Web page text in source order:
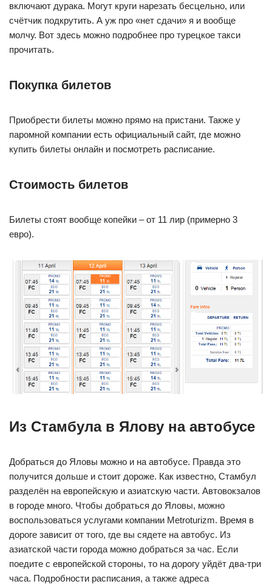
включают дурака. Могут круги нарезать бесцельно, или
счётчик подкрутить. А уж про «нет сдачи» я и вообще
молчу. Вот здесь можно подробнее про турецкое такси
прочитать.
Покупка билетов
Приобрести билеты можно прямо на пристани. Также у
паромной компании есть официальный сайт, где можно
купить билеты онлайн и посмотреть расписание.
Стоимость билетов
Билеты стоят вообще копейки – от 11 лир (примерно 3
евро).
Из Стамбула в Ялову на автобусе
Добраться до Яловы можно и на автобусе. Правда это
получится дольше и стоит дороже. Как известно, Стамбул
разделён на европейскую и азиатскую части. Автовокзалов
в городе много. Чтобы добраться до Яловы, можно
воспользоваться услугами компании Metroturizm. Время в
дороге зависит от того, где вы сядете на автобус. Из
азиатской части города можно добраться за час. Если
поедите с европейской стороны, то на дорогу уйдёт два-три
часа. Подробности расписания, а также адреса